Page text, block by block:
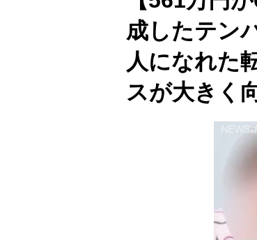
成したテン
人になれた
スが大きく